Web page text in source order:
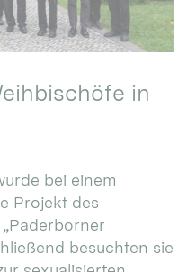
in
bei einem
Projekt des
besuchten sie